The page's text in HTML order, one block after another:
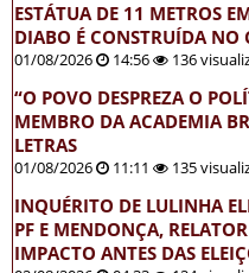
ESTÁTUA DE 11 METROS
DIABO É CONSTRUÍDA NO
01/08/2026 14:56 136
“O POVO DESPREZA O
MEMBRO DA ACADEMIA
LETRAS
01/08/2026 11:11 135
INQUÉRITO DE LULINHA
PF E MENDONÇA,
IMPACTO ANTES DAS